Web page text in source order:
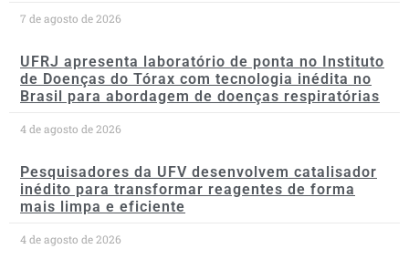
7 de agosto de 2026
UFRJ apresenta laboratório de ponta no Instituto
de Doenças do Tórax com tecnologia inédita no
Brasil para abordagem de doenças respiratórias
4 de agosto de 2026
Pesquisadores da UFV desenvolvem catalisador
inédito para transformar reagentes de forma
mais limpa e eficiente
4 de agosto de 2026